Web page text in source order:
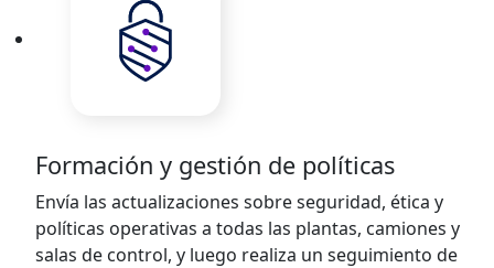
Formación y gestión de políticas
Envía las actualizaciones sobre seguridad, ética y
políticas operativas a todas las plantas, camiones y
salas de control, y luego realiza un seguimiento de